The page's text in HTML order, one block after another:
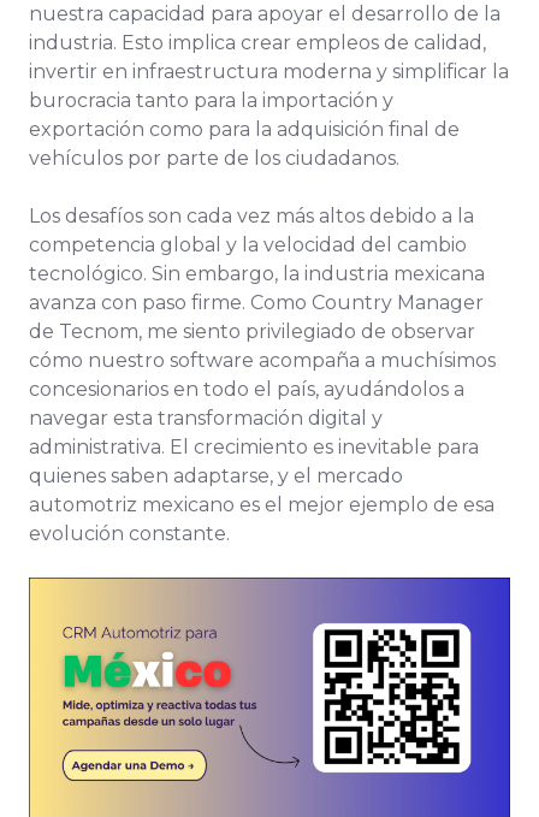
nuestra capacidad para apoyar el desarrollo de la
industria. Esto implica crear empleos de calidad,
invertir en infraestructura moderna y simplificar la
burocracia tanto para la importación y
exportación como para la adquisición final de
vehículos por parte de los ciudadanos.
Los desafíos son cada vez más altos debido a la
competencia global y la velocidad del cambio
tecnológico. Sin embargo, la industria mexicana
avanza con paso firme. Como Country Manager
de Tecnom, me siento privilegiado de observar
cómo nuestro software acompaña a muchísimos
concesionarios en todo el país, ayudándolos a
navegar esta transformación digital y
administrativa. El crecimiento es inevitable para
quienes saben adaptarse, y el mercado
automotriz mexicano es el mejor ejemplo de esa
evolución constante.